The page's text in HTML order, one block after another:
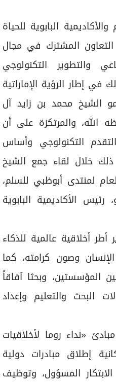
البابوية للحياة
المشترك في مجال
والتطوير التكنولوجي
في إطار الرؤية الإماراتية
الشيخ محمد بن زايد آل
الله، والمرتكزة على أن
التكنولوجي وأساس
خلال لقاء جمع الشيخ
لمنتدى أبوظبي للسلم،
رئيس الأكاديمية البابوية
أخلاقية عالمية للذكاء
وصون كرامته، كما
المؤسستين، وبحثا آفاقاً
البحث والتعليم وإعداد
«نداء روما لأخلاقيات
إطلاق مبادرات دولية
المسؤول، وتوظيف